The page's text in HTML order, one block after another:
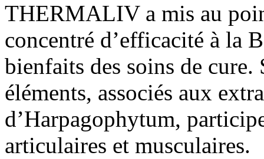
THERMALIV a mis au
concentré d’efficacité à la
bienfaits des soins de
éléments, associés aux
d’Harpagophytum,
articulaires et musculaires.